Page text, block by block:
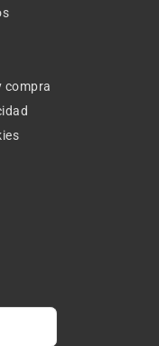
compra